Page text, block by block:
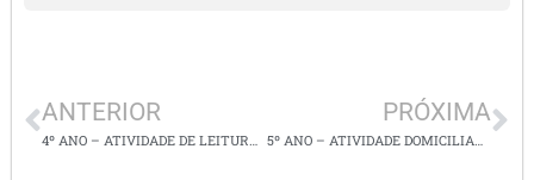
ANTERIOR PRÓXIMA